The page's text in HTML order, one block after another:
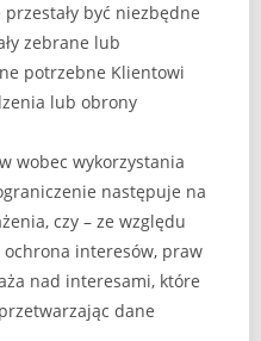
być niezbędne
zebrane lub
potrzebne Klientowi
lub obrony
wobec wykorzystania
następuje na
czy – ze względu
ochrona interesów, praw
nad interesami, które
dane